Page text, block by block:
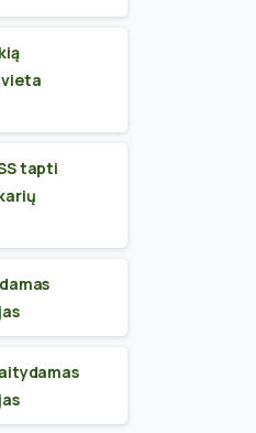
vieta
tapti